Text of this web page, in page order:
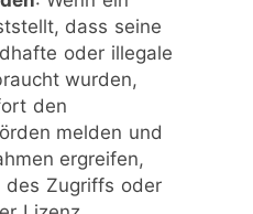
dass seine
oder illegale
wurden,
den
melden und
ergreifen,
des Zugriffs oder